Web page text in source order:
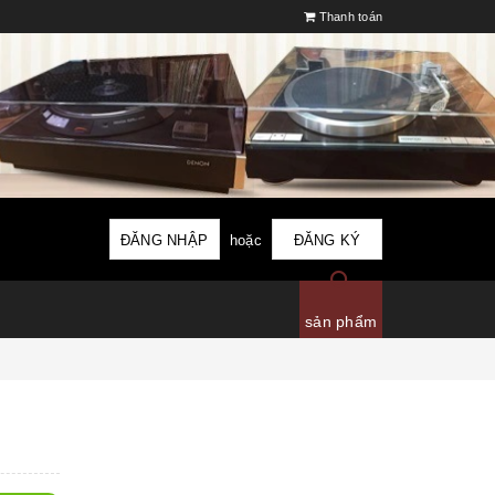
Thanh toán
ĐĂNG NHẬP hoặc ĐĂNG KÝ
sản phẩm